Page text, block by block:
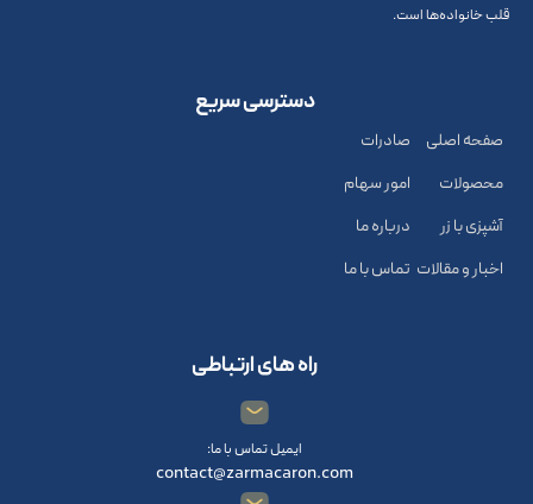
قلب خانواده‌ها است.
دسترسی سریع
صفحه اصلی
محصولات
آشپزی با زر
اخبار و مقالات
صادرات
امور سهام
درباره ما
تماس با ما
راه های ارتباطی
ایمیل تماس با ما:
contact@zarmacaron.com